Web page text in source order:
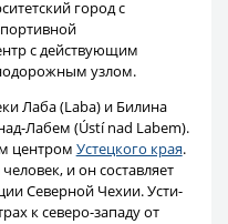
город с
с действующим
узлом.
Лаба (Laba) и Билина
Лабем (Ústí nad Labem).
центром Устецкого края.
и он составляет
Северной Чехии. Усти-
к северо-западу от